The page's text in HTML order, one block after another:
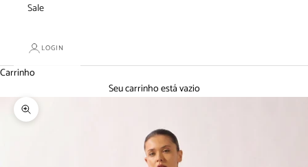
Sale
LOGIN
Carrinho
Seu carrinho está vazio
Zoom na imagem